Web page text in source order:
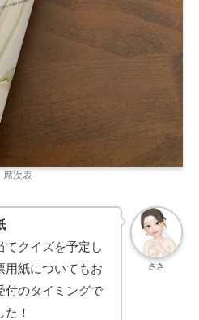
席次表
さき
てクイズを予定し
用紙についてもお
付のタイミングで
！